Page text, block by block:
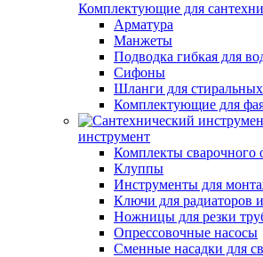
Комплектующие для
Арматура
Манжеты
Подводка гибкая для
Сифоны
Шланги для
Комплектующие для
инструмент
Комплекты сварочного
Клуппы
Инструменты для
Ключи для радиаторов
Ножницы для резки
Опрессовочные насосы
Сменные насадки для